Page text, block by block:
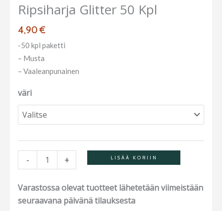
Ripsiharja Glitter 50 Kpl
4,90€
-50 kpl paketti
– Musta
– Vaaleanpunainen
väri
-
määrä
+ LISÄÄ KORIIN
Varastossa olevat tuotteet lähetetään viimeistään
seuraavana päivänä tilauksesta